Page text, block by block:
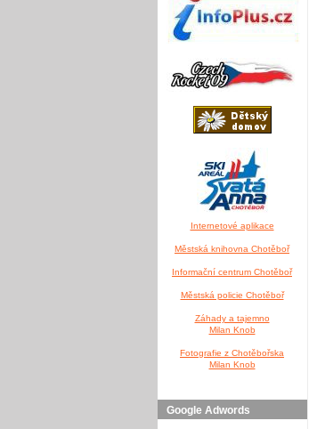
Internetové aplikace
Městská knihovna Chotěboř
Informační centrum Chotěboř
Městská policie Chotěboř
Záhady a tajemno
Milan Knob
Fotografie z Chotěbořska
Milan Knob
Google Adwords